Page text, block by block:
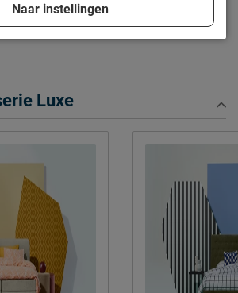
info@beddenreus.nl
Luxe
Naar instellingen